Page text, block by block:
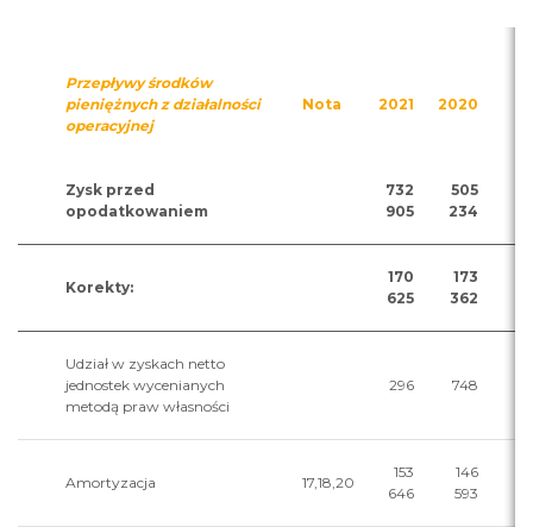
Przepływy środków
pieniężnych z działalności
operacyjnej
Nota 2021 2020
Zysk przed
opodatkowaniem
732
905
505
234
Korekty:
170
625
173
362
Udział w zyskach netto
jednostek wycenianych
metodą praw własności
296 748
Amortyzacja 17,18,20
153
646
146
593